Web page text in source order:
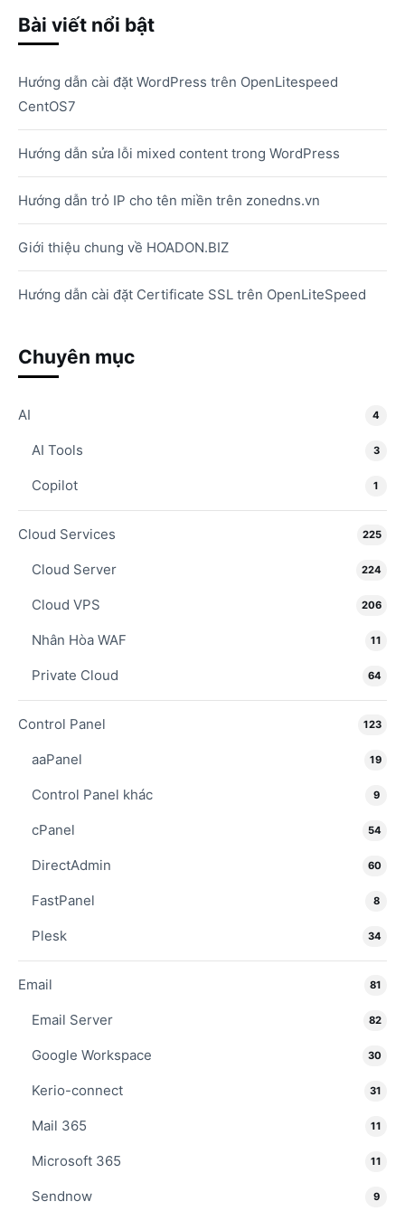
Bài viết nổi bật
Hướng dẫn cài đặt WordPress trên OpenLitespeed
CentOS7
Hướng dẫn sửa lỗi mixed content trong WordPress
Hướng dẫn trỏ IP cho tên miền trên zonedns.vn
Giới thiệu chung về HOADON.BIZ
Hướng dẫn cài đặt Certificate SSL trên OpenLiteSpeed
Chuyên mục
AI 4
AI Tools 3
Copilot 1
Cloud Services 225
Cloud Server 224
Cloud VPS 206
Nhân Hòa WAF 11
Private Cloud 64
Control Panel 123
aaPanel 19
Control Panel khác 9
cPanel 54
DirectAdmin 60
FastPanel 8
Plesk 34
Email 81
Email Server 82
Google Workspace 30
Kerio-connect 31
Mail 365 11
Microsoft 365 11
Sendnow 9